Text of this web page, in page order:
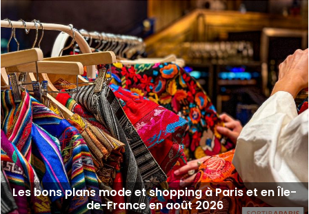
Les bons plans mode et shopping à Paris et en Île-
de-France en août 2026